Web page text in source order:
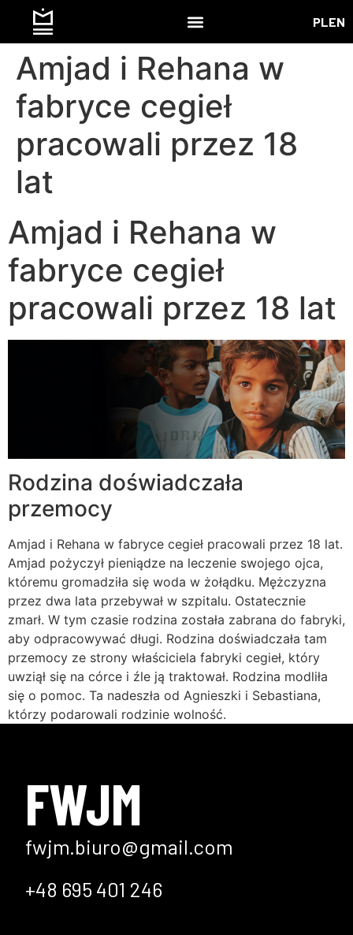
PL EN
Amjad i Rehana w
fabryce cegieł
pracowali przez 18
lat
Amjad i Rehana w
fabryce cegieł
pracowali przez 18 lat
Rodzina doświadczała
przemocy
Amjad i Rehana w fabryce cegieł pracowali przez 18 lat.
Amjad pożyczył pieniądze na leczenie swojego ojca,
któremu gromadziła się woda w żołądku. Mężczyzna
przez dwa lata przebywał w szpitalu. Ostatecznie
zmarł. W tym czasie rodzina została zabrana do fabryki,
aby odpracowywać długi. Rodzina doświadczała tam
przemocy ze strony właściciela fabryki cegieł, który
uwziął się na córce i źle ją traktował. Rodzina modliła
się o pomoc. Ta nadeszła od Agnieszki i Sebastiana,
którzy podarowali rodzinie wolność.
FWJM
fwjm.biuro@gmail.com
+48 695 401 246